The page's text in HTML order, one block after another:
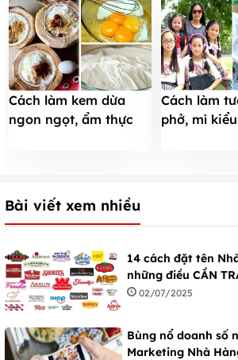
Cách làm kem dừa
ngon ngọt, ẩm thực
Cách làm
phở, mì
Bài viết xem nhiều
14 cách đặt tên
những điều CẦN
02/07/2025
Bùng nổ doanh số
Marketing Nhà